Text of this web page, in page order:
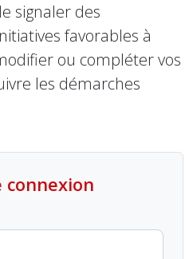
signaler des
favorables à
ou compléter vos
les démarches